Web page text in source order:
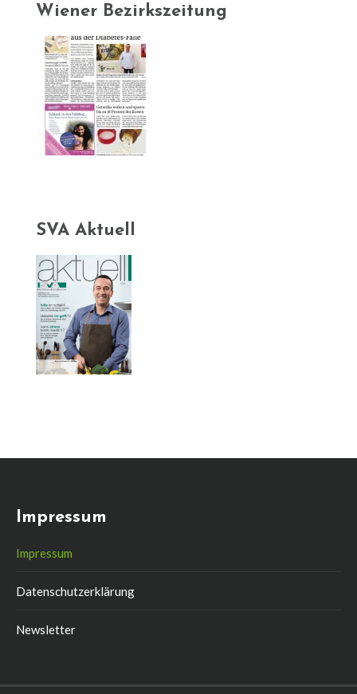
Wiener Bezirkszeitung
SVA Aktuell
Impressum
Impressum
Datenschutzerklärung
Newsletter